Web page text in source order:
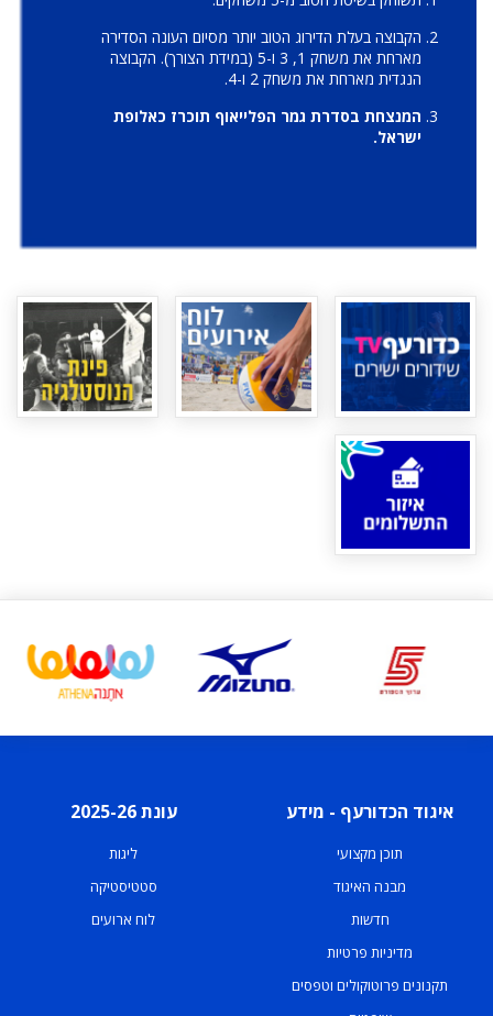
הקבוצה בעלת הדירוג הטוב יותר מסיום העונה הסדירה
מארחת את משחק 1, 3 ו-5 (במידת הצורך). הקבוצה
הנגדית מארחת את משחק 2 ו-4.
המנצחת בסדרת גמר הפלייאוף תוכרז כאלופת
ישראל.
איגוד הכדורעף - מידע
תוכן מקצועי
מבנה האיגוד
חדשות
מדיניות פרטיות
תקנונים פרוטוקולים וטפסים
עונת 2025-26
ליגות
סטטיסטיקה
לוח ארועים